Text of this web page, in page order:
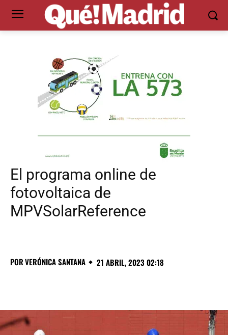
El programa online de
fotovoltaica de
MPVSolarReference
PORVERÓNICA SANTANA 21 ABRIL, 2023 02:18